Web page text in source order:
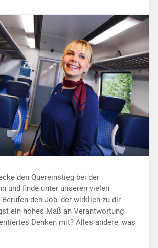
den Quereinstieg bei der
und finde unter unseren vielen
den Job, der wirklich zu dir
ein hohes Maß an Verantwortung
Denken mit? Alles andere, was